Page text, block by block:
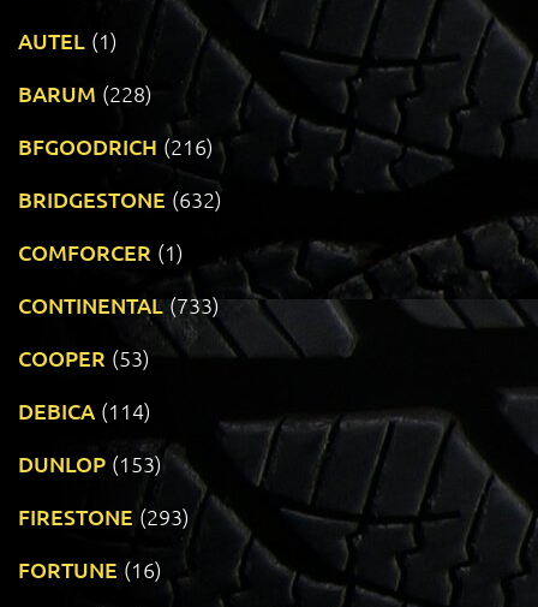
AUTEL (1)
BARUM (228)
BFGOODRICH (216)
BRIDGESTONE (632)
COMFORCER (1)
CONTINENTAL (733)
COOPER (53)
DEBICA (114)
DUNLOP (153)
FIRESTONE (293)
FORTUNE (16)